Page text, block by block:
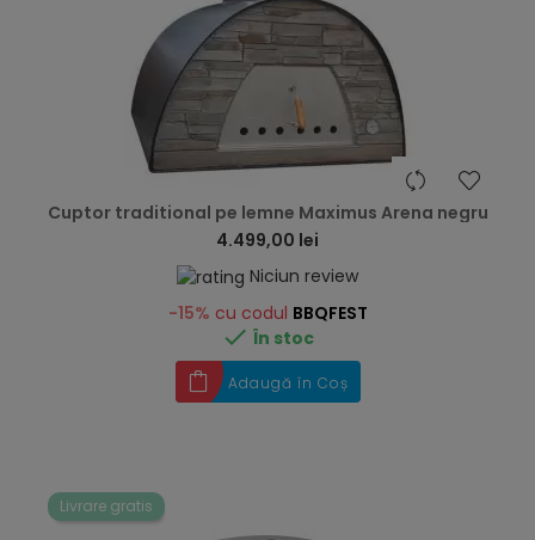
Cuptor traditional pe lemne Maximus Arena negru
4.499,00 lei
Niciun review
-15% cu codul BBQFEST
 În stoc
Adaugă în Coș
Livrare gratis